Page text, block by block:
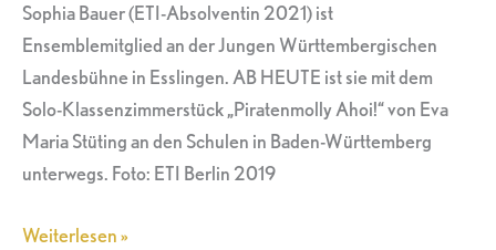
Sophia Bauer (ETI-Absolventin 2021) ist
Ensemblemitglied an der Jungen Württembergischen
Landesbühne in Esslingen. AB HEUTE ist sie mit dem
Solo-Klassenzimmerstück „Piratenmolly Ahoi!“ von Eva
Maria Stüting an den Schulen in Baden-Württemberg
unterwegs. Foto: ETI Berlin 2019
Weiterlesen »